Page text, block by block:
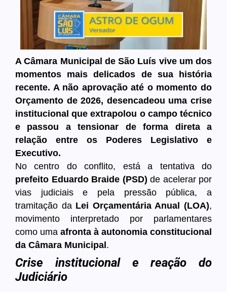
A Câmara Municipal de São Luís vive um dos
momentos mais delicados de sua história
recente. A não aprovação até o momento do
Orçamento de 2026, desencadeou uma crise
institucional que extrapolou o campo técnico
e passou a tensionar de forma direta a
relação entre os Poderes Legislativo e
Executivo.
No centro do conflito, está a tentativa do
prefeito Eduardo Braide (PSD) de acelerar por
vias judiciais e pela pressão pública, a
tramitação da Lei Orçamentária Anual (LOA),
movimento interpretado por parlamentares
como uma afronta à autonomia constitucional
da Câmara Municipal.
Crise institucional e reação do
Judiciário